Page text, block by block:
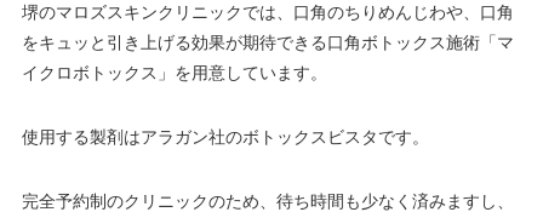
堺のマロズスキンクリニックでは、口角のちりめんじわや、口角
をキュッと引き上げる効果が期待できる口角ボトックス施術「マ
イクロボトックス」を用意しています。
使用する製剤はアラガン社のボトックスビスタです。
完全予約制のクリニックのため、待ち時間も少なく済みますし、